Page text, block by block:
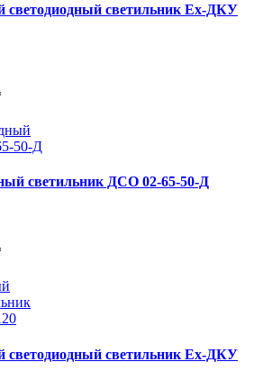
светильник Ex-ДКУ
светильник ДСО 02-65-50-Д
светильник Ex-ДКУ